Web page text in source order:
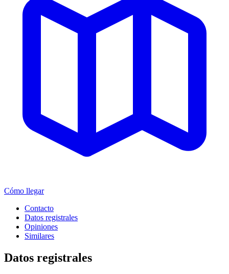
Cómo llegar
Contacto
Datos registrales
Opiniones
Similares
Datos registrales